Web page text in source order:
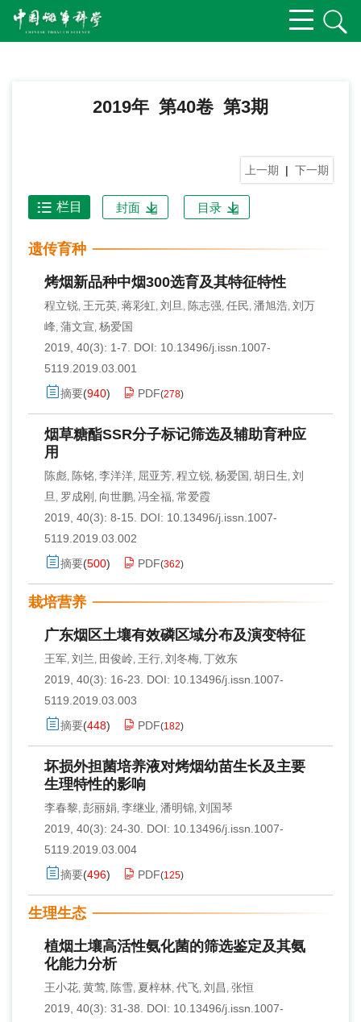
2019年 第40卷 第3期
上一期 | 下一期
栏目 封面 目录
遗传育种
烤烟新品种中烟300选育及其特征特性
程立锐, 王元英, 蒋彩虹, 刘旦 , 陈志强, 任民, 潘旭浩, 刘万
峰, 蒲文宣, 杨爱国
2019, 40(3): 1-7.
DOI: 10.13496/j.issn.1007-
5119.2019.03.001
摘要(940) PDF(278)
烟草糖酯SSR分子标记筛选及辅助育种应
用
陈彪, 陈铭, 李洋洋, 屈亚芳, 程立锐, 杨爱国 , 胡日生, 刘
旦 , 罗成刚 , 向世鹏, 冯全福, 常爱霞
2019, 40(3): 8-15.
DOI: 10.13496/j.issn.1007-
5119.2019.03.002
摘要(500) PDF(362)
栽培营养
广东烟区土壤有效磷区域分布及演变特征
王军, 刘兰, 田俊岭, 王行, 刘冬梅, 丁效东
2019, 40(3): 16-23.
DOI: 10.13496/j.issn.1007-
5119.2019.03.003
摘要(448) PDF(182)
坏损外担菌培养液对烤烟幼苗生长及主要
生理特性的影响
李春黎, 彭丽娟, 李继业, 潘明锦, 刘国琴
2019, 40(3): 24-30. DOI: 10.13496/j.issn.1007-
5119.2019.03.004
摘要(496) PDF(125)
生理生态
植烟土壤高活性氨化菌的筛选鉴定及其氨
化能力分析
王小花, 黄莺, 陈雪, 夏梓林, 代飞, 刘昌 , 张恒
2019, 40(3): 31-38.
DOI: 10.13496/j.issn.1007-